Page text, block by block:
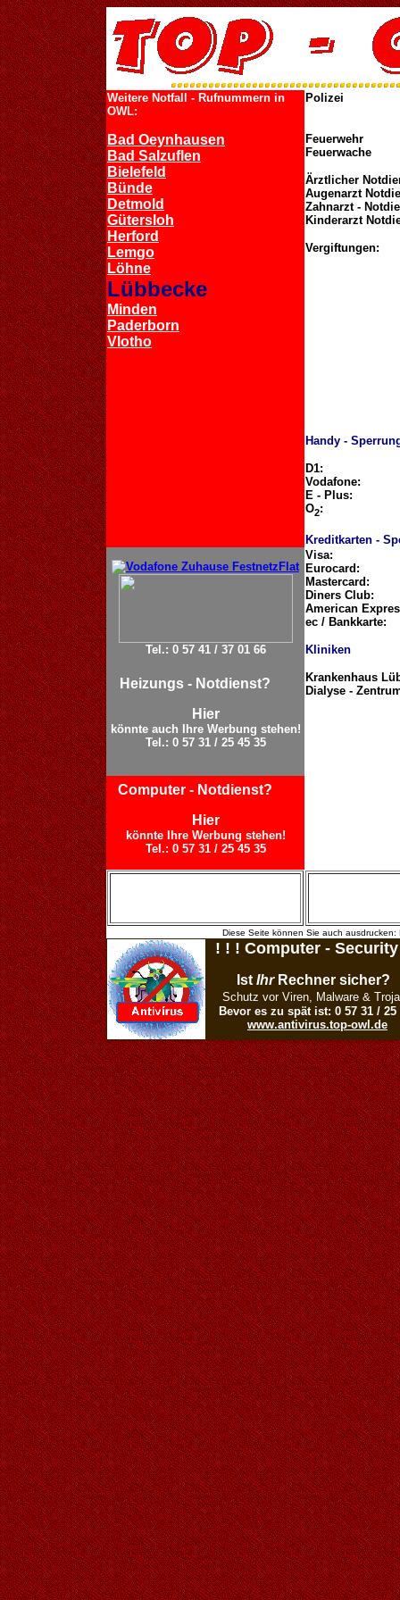
Weitere Notfall - Rufnummern in
OWL:
Bad Oeynhausen
Bad Salzuflen
Bielefeld
Bünde
Detmold
Gütersloh
Herford
Lemgo
Löhne
Lübbecke
Minden
Paderborn
Vlotho
Polizei
Feuerwehr
Feuerwache
Ärztlicher
Augenarzt
Zahnarzt -
Kinderarzt
Vergiftungen:
Handy -
D1:
Vodafone:
E - Plus:
O2:
Kreditkarten -
Tel.: 0 57 41 / 37 01 66
Heizungs - Notdienst?
Hier
könnte auch Ihre Werbung stehen!
Tel.: 0 57 31 / 25 45 35
Visa:
Eurocard:
Mastercard:
Diners Club:
American
ec / Bankkarte:
Kliniken
Krankenhaus
Dialyse -
Computer - Notdienst?
Hier
könnte Ihre Werbung stehen!
Tel.: 0 57 31 / 25 45 35
Diese Seite können Sie auch
! ! ! Computer -
Ist IhrRechner sicher?
Schutz vor Viren, Malware &
Bevor es zu spät ist: 0 57 31 / 25
www.antivirus.top-owl.de